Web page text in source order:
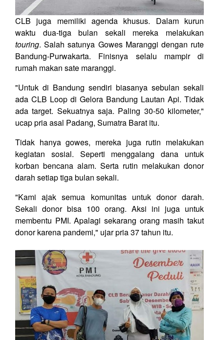
CLB juga memiliki agenda khusus. Dalam kurun
waktu dua-tiga bulan sekali mereka melakukan
touring. Salah satunya Gowes Maranggi dengan rute
Bandung-Purwakarta. Finisnya selalu mampir di
rumah makan sate maranggi.
"Untuk di Bandung sendiri biasanya sebulan sekali
ada CLB Loop di Gelora Bandung Lautan Api. Tidak
ada target. Sekuatnya saja. Paling 30-50 kilometer,"
ucap pria asal Padang, Sumatra Barat itu.
Tidak hanya gowes, mereka juga rutin melakukan
kegiatan sosial. Seperti menggalang dana untuk
korban bencana alam. Serta rutin melakukan donor
darah setiap tiga bulan sekali.
"Kami ajak semua komunitas untuk donor darah.
Sekali donor bisa 100 orang. Aksi ini juga untuk
membentu PMI. Apalagi sekarang orang masih takut
donor karena pandemi," ujar pria 37 tahun itu.